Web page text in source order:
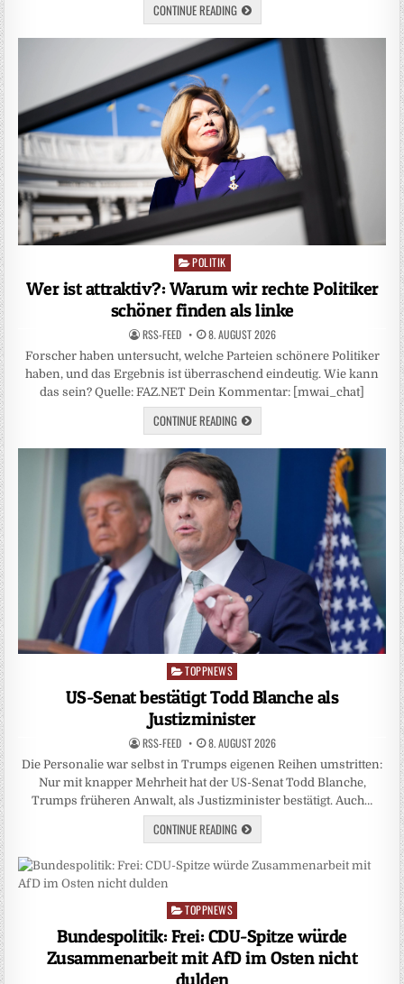
CONTINUE READING
Posted
in
POLITIK
Wer ist attraktiv?: Warum wir rechte Politiker
schöner finden als linke
RSS-FEED 8. AUGUST 2026
Forscher haben untersucht, welche Parteien schönere Politiker
haben, und das Ergebnis ist überraschend eindeutig. Wie kann
das sein? Quelle: FAZ.NET Dein Kommentar: [mwai_chat]
CONTINUE READING
Posted
in
TOPPNEWS
US-Senat bestätigt Todd Blanche als
Justizminister
RSS-FEED 8. AUGUST 2026
Die Personalie war selbst in Trumps eigenen Reihen umstritten:
Nur mit knapper Mehrheit hat der US-Senat Todd Blanche,
Trumps früheren Anwalt, als Justizminister bestätigt. Auch…
CONTINUE READING
Posted
in
TOPPNEWS
Bundespolitik: Frei: CDU-Spitze würde
Zusammenarbeit mit AfD im Osten nicht